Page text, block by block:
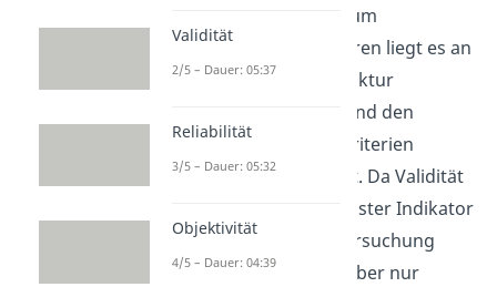
das schwächste Kriterium
auserkoren. Des weiteren liegt es an
der hierarchischen Struktur
zwischen Objektivität und den
beiden weiteren Gütekriterien
Reliabilität und Validität. Da Validität
als unbestritten wichtigster Indikator
für die Güte einer Untersuchung
direkt von Reliabilität, aber nur
Validität
2/5 – Dauer: 05:37
Reliabilität
3/5 – Dauer: 05:32
Objektivität
4/5 – Dauer: 04:39